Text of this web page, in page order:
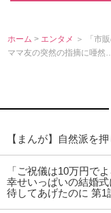
ホーム > エンタメ ＞ 「市
ママ友の突然の指摘に唖
【まんが】自然派を
「ご祝儀は10万円で
幸せいっぱいの結婚
待してあげたのに 第1